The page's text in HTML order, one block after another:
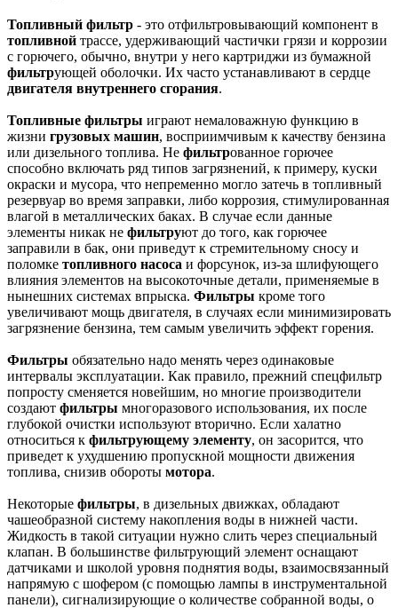
Топливный фильтр - это отфильтровывающий компонент в
топливной трассе, удерживающий частички грязи и коррозии
с горючего, обычно, внутри у него картриджи из бумажной
фильтрующей оболочки. Их часто устанавливают в сердце
двигателя внутреннего сгорания.
Топливные фильтры играют немаловажную функцию в
жизни грузовых машин, восприимчивым к качеству бензина
или дизельного топлива. Не фильтрованное горючее
способно включать ряд типов загрязнений, к примеру, куски
окраски и мусора, что непременно могло затечь в топливный
резервуар во время заправки, либо коррозия, стимулированная
влагой в металлических баках. В случае если данные
элементы никак не фильтруют до того, как горючее
заправили в бак, они приведут к стремительному сносу и
поломке топливного насоса и форсунок, из-за шлифующего
влияния элементов на высокоточные детали, применяемые в
нынешних системах впрыска. Фильтры кроме того
увеличивают мощь двигателя, в случаях если минимизировать
загрязнение бензина, тем самым увеличить эффект горения.
Фильтры обязательно надо менять через одинаковые
интервалы эксплуатации. Как правило, прежний спецфильтр
попросту сменяется новейшим, но многие производители
создают фильтры многоразового использования, их после
глубокой очистки используют вторично. Если халатно
относиться к фильтрующему элементу, он засорится, что
приведет к ухудшению пропускной мощности движения
топлива, снизив обороты мотора.
Некоторые фильтры, в дизельных движках, обладают
чашеобразной систему накопления воды в нижней части.
Жидкость в такой ситуации нужно слить через специальный
клапан. В большинстве фильтрующий элемент оснащают
датчиками и школой уровня поднятия воды, взаимосвязанный
напрямую с шофером (с помощью лампы в инструментальной
панели), сигнализирующие о количестве собранной воды, о